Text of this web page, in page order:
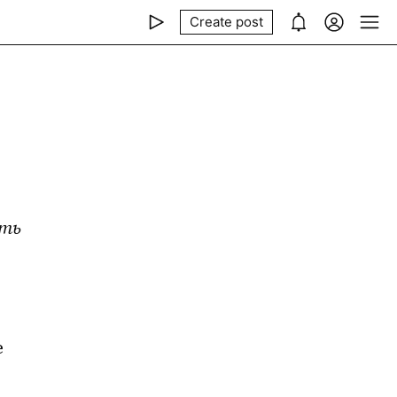
Create post